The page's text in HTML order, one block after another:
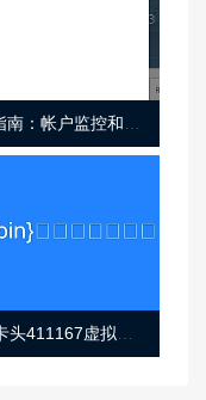
VISA卡头411167虚拟卡基础信息